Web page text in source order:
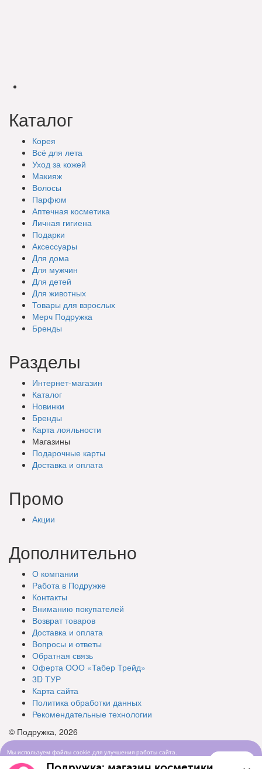
Каталог
Корея
Всё для лета
Уход за кожей
Макияж
Волосы
Парфюм
Аптечная косметика
Личная гигиена
Подарки
Аксессуары
Для дома
Для мужчин
Для детей
Для животных
Товары для взрослых
Мерч Подружка
Бренды
Разделы
Интернет-магазин
Каталог
Новинки
Бренды
Карта лояльности
Магазины
Подарочные карты
Доставка и оплата
Промо
Акции
Дополнительно
О компании
Работа в Подружке
Контакты
Вниманию покупателей
Возврат товаров
Доставка и оплата
Вопросы и ответы
Обратная связь
Оферта ООО «Табер Трейд»
3D ТУР
Карта сайта
Политика обработки данных
Рекомендательные технологии
© Подружка, 2026
Мы используем файлы cookie для улучшения работы сайта.